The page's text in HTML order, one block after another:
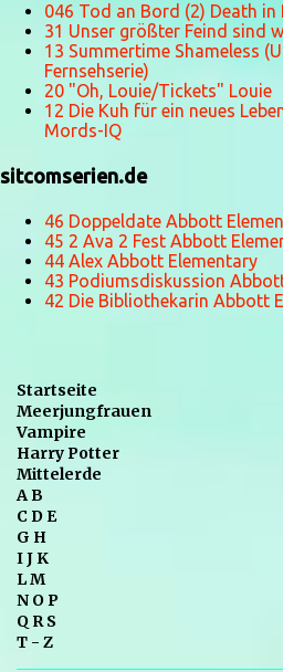
046 Tod an Bord (2) Death in
31 Unser größter Feind sind
13 Summertime Shameless
Fernsehserie)
20 "Oh, Louie/Tickets" Louie
12 Die Kuh für ein neues
Mords-IQ
sitcomserien.de
46 Doppeldate Abbott
45 2 Ava 2 Fest Abbott
44 Alex Abbott Elementary
43 Podiumsdiskussion
42 Die Bibliothekarin Abbott
Startseite
Meerjungfrauen
Vampire
Harry Potter
Mittelerde
A B
C D E
G H
I J K
L M
N O P
Q R S
T - Z